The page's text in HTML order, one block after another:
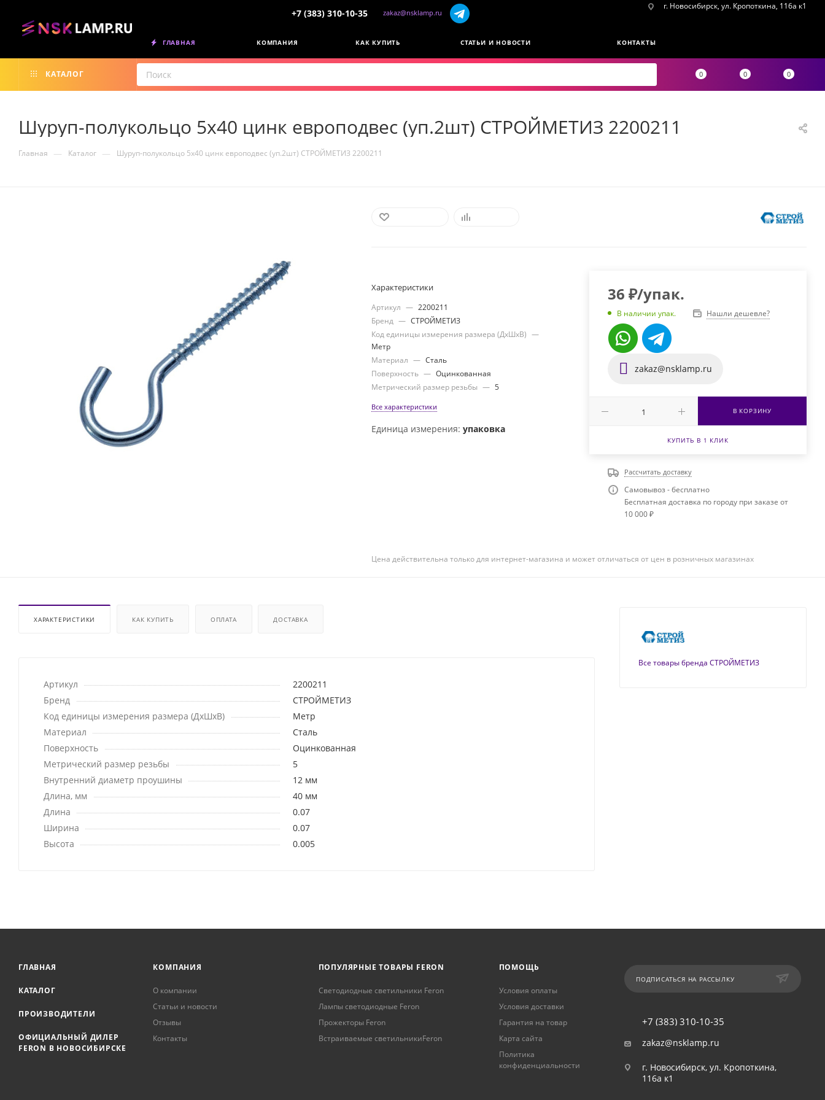
+7 (383) 310-10-35 zakaz@nsklamp.ru
г. Новосибирск, ул. Кропоткина, 116а к1
ГЛАВНАЯ КОМПАНИЯ КАК КУПИТЬ СТАТЬИ И НОВОСТИ КОНТАКТЫ
0 0 0
КАТАЛОГ
Шуруп-полукольцо 5х40 цинк европодвес (уп.2шт) СТРОЙМЕТИЗ 2200211
Главная — Каталог — Шуруп-полукольцо 5х40 цинк европодвес (уп.2шт) СТРОЙМЕТИЗ 2200211
Характеристики
Артикул — 2200211
Бренд — СТРОЙМЕТИЗ
Код единицы измерения размера (ДхШхВ) —
Метр
Материал — Сталь
Поверхность — Оцинкованная
Метрический размер резьбы — 5
Все характеристики
Единица измерения:упаковка
36 ₽/упак.
В наличии упак. Нашли дешевле?
zakaz@nsklamp.ru
В КОРЗИНУ
КУПИТЬ В 1 КЛИК
Рассчитать доставку
Самовывоз - бесплатно
Бесплатная доставка по городу при заказе от
10 000 ₽
Цена действительна только для интернет-магазина и может отличаться от цен в розничных магазинах
ХАРАКТЕРИСТИКИ КАК КУПИТЬ ОПЛАТА ДОСТАВКА
Артикул
2200211
Бренд
СТРОЙМЕТИЗ
Код единицы измерения размера (ДхШхВ)
Метр
Материал
Сталь
Поверхность
Оцинкованная
Метрический размер резьбы
5
Внутренний диаметр проушины
12 мм
Длина, мм
40 мм
Длина
0.07
Ширина
0.07
Высота
0.005
Все товары бренда СТРОЙМЕТИЗ
ГЛАВНАЯ
КАТАЛОГ
ПРОИЗВОДИТЕЛИ
ОФИЦИАЛЬНЫЙ ДИЛЕР
FERON В НОВОСИБИРСКЕ
КОМПАНИЯ
О компании
Статьи и новости
Отзывы
Контакты
ПОПУЛЯРНЫЕ ТОВАРЫ FERON
Светодиодные светильники Feron
Лампы светодиодные Feron
Прожекторы Feron
Встраиваемые светильникиFeron
ПОМОЩЬ
Условия оплаты
Условия доставки
Гарантия на товар
Карта сайта
Политика
конфиденциальности
ПОДПИСАТЬСЯ НА РАССЫЛКУ
+7 (383) 310-10-35
zakaz@nsklamp.ru
г. Новосибирск, ул. Кропоткина,
116а к1